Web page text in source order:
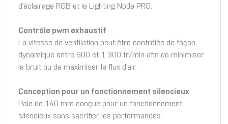
d'éclairage RGB et le Lighting Node PRO.
Contrôle pwm exhaustif
La vitesse de ventilation peut être contrôlée de façon
dynamique entre 600 et 1 300 tr/min afin de minimiser
le bruit ou de maximiser le flux d'air.
Conception pour un fonctionnement silencieux
Pale de 140 mm conçue pour un fonctionnement
silencieux sans sacrifier les performances.